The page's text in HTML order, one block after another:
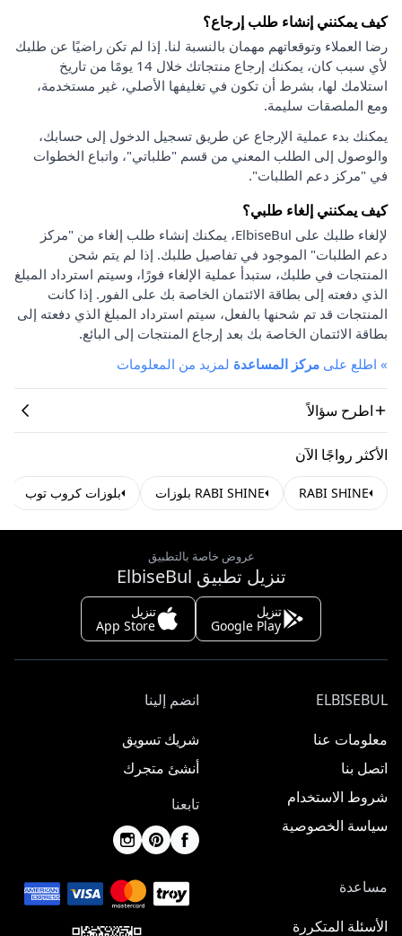
كيف يمكنني إنشاء طلب إرجاع؟
رضا العملاء وتوقعاتهم مهمان بالنسبة لنا. إذا لم تكن راضيًا عن طلبك
لأي سبب كان، يمكنك إرجاع منتجاتك خلال 14 يومًا من تاريخ
استلامك لها، بشرط أن تكون في تغليفها الأصلي، غير مستخدمة،
ومع الملصقات سليمة.
يمكنك بدء عملية الإرجاع عن طريق تسجيل الدخول إلى حسابك،
والوصول إلى الطلب المعني من قسم "طلباتي"، واتباع الخطوات
في "مركز دعم الطلبات".
كيف يمكنني إلغاء طلبي؟
لإلغاء طلبك على ElbiseBul، يمكنك إنشاء طلب إلغاء من "مركز
دعم الطلبات" الموجود في تفاصيل طلبك. إذا لم يتم شحن
المنتجات في طلبك، ستبدأ عملية الإلغاء فورًا، وسيتم استرداد المبلغ
الذي دفعته إلى بطاقة الائتمان الخاصة بك على الفور. إذا كانت
المنتجات قد تم شحنها بالفعل، سيتم استرداد المبلغ الذي دفعته إلى
بطاقة الائتمان الخاصة بك بعد إرجاع المنتجات إلى البائع.
» اطلع على مركز المساعدة لمزيد من المعلومات
اطرح سؤالاً
الأكثر رواجًا الآن
RABI SHINE RABI SHINE بلوزات بلوزات كروب توب
عروض خاصة بالتطبيق
تنزيل تطبيق ElbiseBul
تنزيل
Google Play
تنزيل
App Store
ELBISEBUL
معلومات عنا
اتصل بنا
شروط الاستخدام
سياسة الخصوصية
انضم إلينا
شريك تسويق
أنشئ متجرك
تابعنا
مساعدة
الأسئلة المتكررة